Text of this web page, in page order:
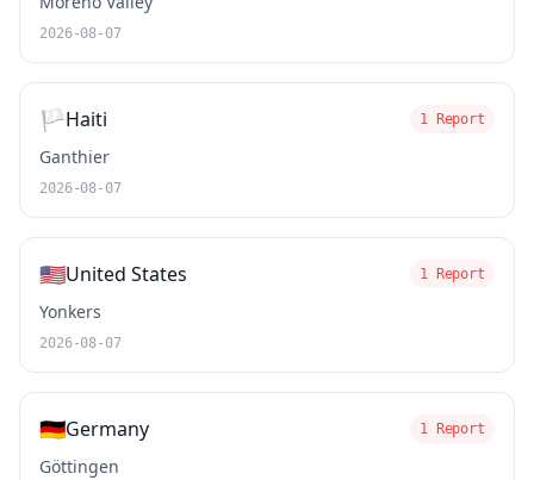
2026-08-07
🏳️Haiti 1 Report
Ganthier
2026-08-07
🇺🇸United States 1 Report
Yonkers
2026-08-07
🇩🇪Germany 1 Report
Göttingen